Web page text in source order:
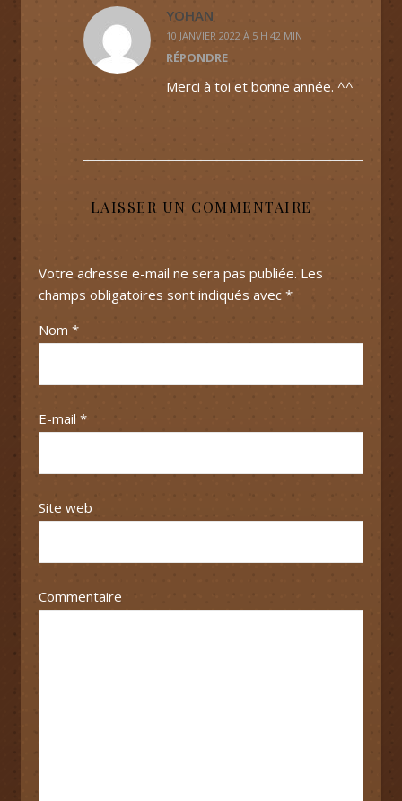
YOHAN
10 JANVIER 2022 À 5 H 42 MIN
RÉPONDRE
Merci à toi et bonne année. ^^
LAISSER UN COMMENTAIRE
Votre adresse e-mail ne sera pas publiée. Les
champs obligatoires sont indiqués avec *
Nom *
E-mail *
Site web
Commentaire